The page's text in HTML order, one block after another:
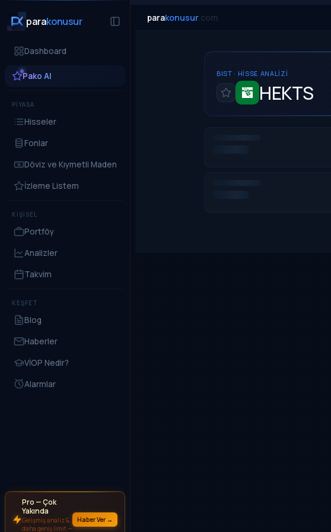
parakonusur
Dashboard
Pako AI
PİYASA
Hisseler
Fonlar
Döviz ve Kıymetli Maden
İzleme Listem
KİŞİSEL
Portföy
Analizler
Takvim
KEŞFET
Blog
Haberler
VİOP Nedir?
Alarmlar
Pro — Çok
Yakında
Gelişmiş analiz &
daha geniş limit —
Haber Ver →
parakonusur.com
BIST · HISSE ANALIZI
HEKTS